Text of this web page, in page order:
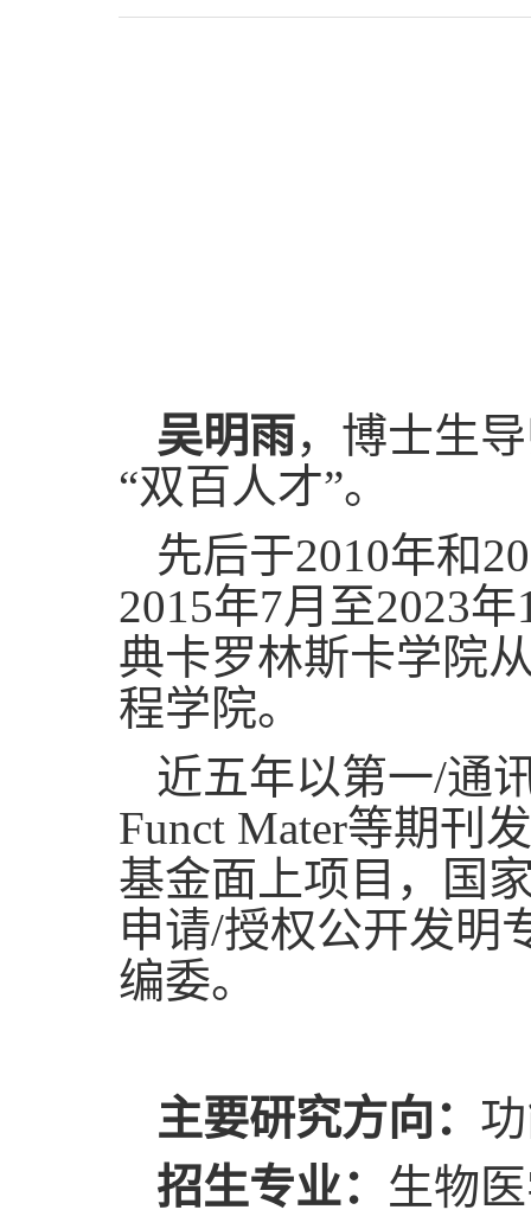
吴明雨， 博士生
“双百人才”。
先后于2010年和
2015年7月 至2023年
典卡罗林斯卡学院
程学院。
近五年以第一/通
Funct Mater等期刊
基金面上项目，国
申请/授权公开发明
编委。
主要研究方向：
招生专业： 生物